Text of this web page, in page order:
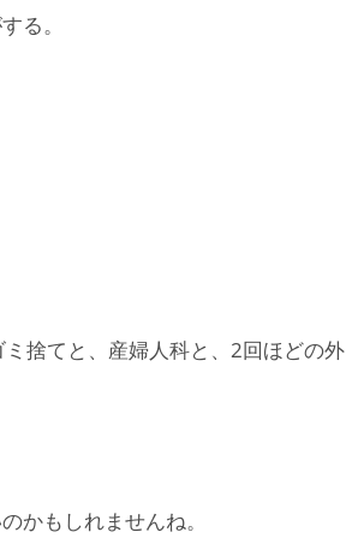
る。
捨てと、産婦人科と、2回ほどの外
かもしれませんね。